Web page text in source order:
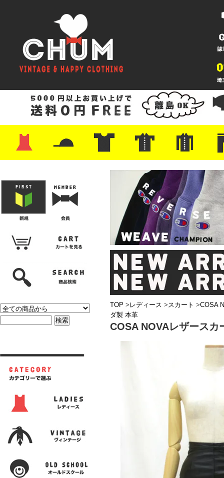
・レザーシューズ/スニーカー
・プリントTシャツ
・バンド/ツアー
・キャラクター
・Nike/adidas/スポーツ
・チャンピオン
・サーフ/スケート
・ボーダー/総柄/無地
・フットボール/リンガー
・タンクトップ/NBA・ポロシャツ
・半袖シャツ
・アロハ/サーフ/ボーリング
・ラルフ/ブランド
・無地/チェック/ストラ
・ワーク/ミリタリー/ウ
・ネル/ウール ・ショ
・アウ
・ジー
・
・ミリ
・コー
・コッ
・オー
・ジャ
ン
TOP > レディース >スカート >COSA
ダ製 本革
COSA NOVAレザースカ